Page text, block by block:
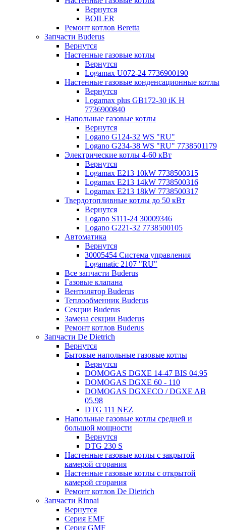
Вернутся
BOILER
Ремонт котлов Beretta
Запчасти Buderus
Вернутся
Настенные газовые котлы
Вернутся
Logamax U072-24 7736900190
Настенные газовые конденсационные котлы
Вернутся
Logamax plus GB172-30 iK H
7736900840
Напольные газовые котлы
Вернутся
Logano G124-32 WS "RU"
Logano G234-38 WS "RU" 7738501179
Электрические котлы 4-60 кВт
Вернутся
Logamax E213 10kW 7738500315
Logamax E213 14kW 7738500316
Logamax E213 18kW 7738500317
Твердотопливные котлы до 50 кВт
Вернутся
Logano S111-24 30009346
Logano G221-32 7738500105
Автоматика
Вернутся
30005454 Система управления
Logamatic 2107 "RU"
Все запчасти Buderus
Газовые клапана
Вентилятор Buderus
Теплообменник Buderus
Секции Buderus
Замена секции Buderus
Ремонт котлов Buderus
Запчасти De Dietrich
Вернутся
Бытовые напольные газовые котлы
Вернутся
DOMOGAS DGXE 14-47 BIS 04.95
DOMOGAS DGXE 60 - 110
DOMOGAS DGXECO / DGXE AB
05.98
DTG 111 NEZ
Напольные газовые котлы средней и
большой мощности
Вернутся
DTG 230 S
Настенные газовые котлы с закрытой
камерой сгорания
Настенные газовые котлы с открытой
камерой сгорания
Ремонт котлов Dе Dietrich
Запчасти Rinnai
Вернутся
Серия EMF
Серия GMF